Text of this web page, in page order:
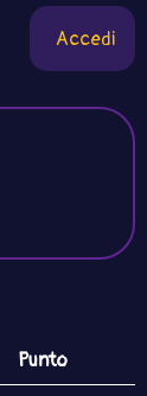
Accedi
Punto